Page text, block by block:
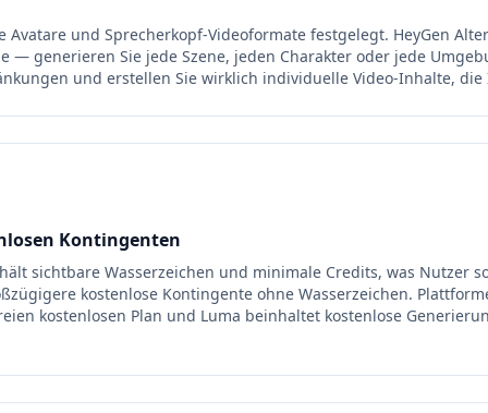
und Sprecherkopf-Videoformate festgelegt. HeyGen
— generieren Sie jede Szene, jeden Charakter oder jede
und erstellen Sie wirklich individuelle Video-Inhalte,
Kontingenten
sichtbare Wasserzeichen und minimale Credits, was Nutzer
kostenlose Kontingente ohne Wasserzeichen.
kostenlosen Plan und Luma beinhaltet kostenlose